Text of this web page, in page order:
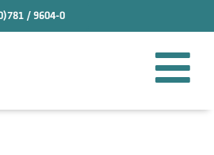
/ 9604-0